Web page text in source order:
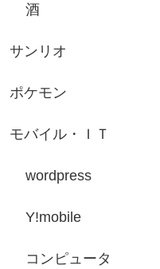
酒
サンリオ
ポケモン
モバイル・ＩＴ
wordpress
Y!mobile
コンピュータ